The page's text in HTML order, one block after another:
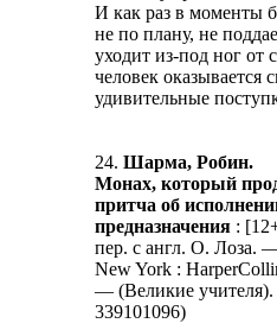
И как раз в моменты
не по плану, не
уходит из-под ног от
человек оказывается
удивительные
24. Шарма, Робин.
Монах, который
притча об
предназначения :
пер. с англ. О.
New York :
— (Великие
339101096)